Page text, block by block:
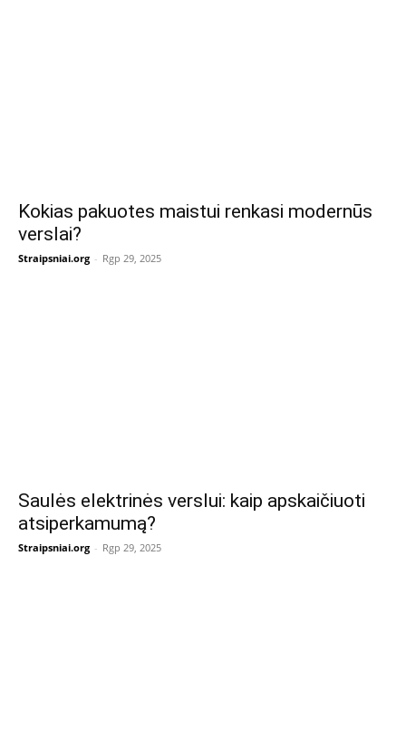
Kokias pakuotes maistui renkasi modernūs
verslai?
Straipsniai.org - Rgp 29, 2025
Saulės elektrinės verslui: kaip apskaičiuoti
atsiperkamumą?
Straipsniai.org - Rgp 29, 2025